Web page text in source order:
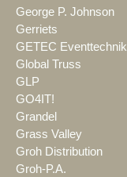
George P. Johnson
Gerriets
GETEC Eventtechnik
Global Truss
GLP
GO4IT!
Grandel
Grass Valley
Groh Distribution
Groh-P.A.